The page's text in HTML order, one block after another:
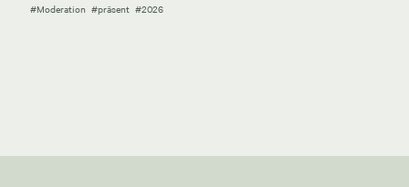
#Moderation #präsent #2026